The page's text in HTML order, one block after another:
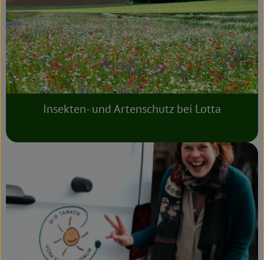
Insekten- und Artenschutz bei Lotta